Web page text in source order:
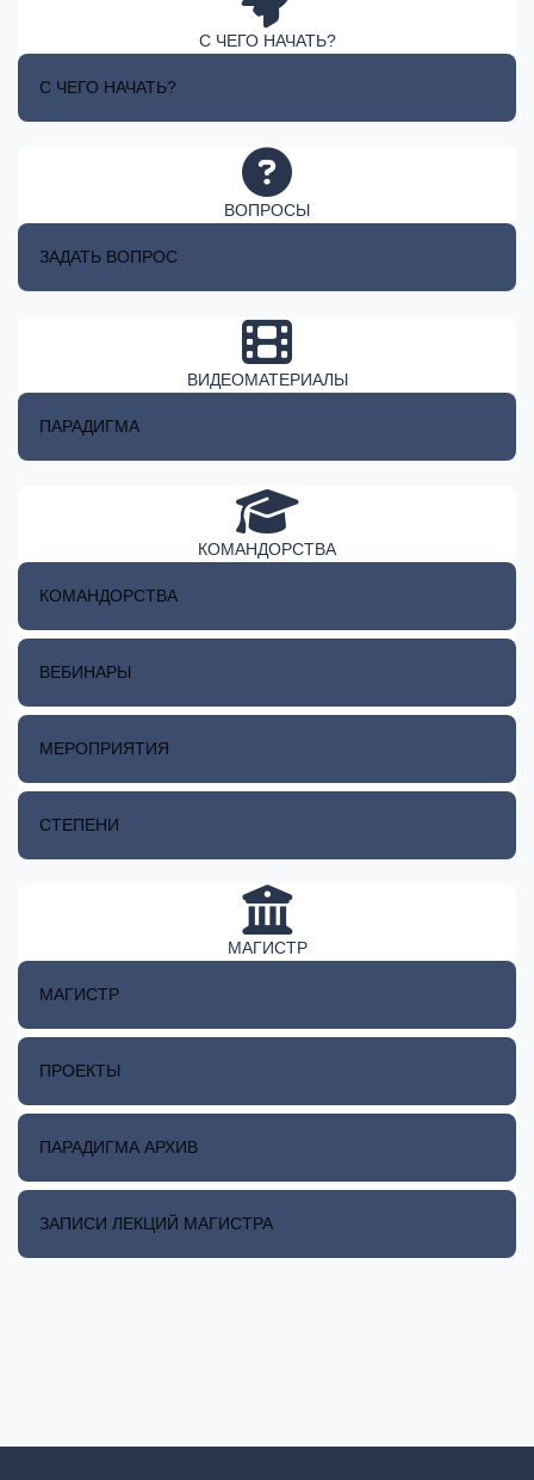
С ЧЕГО НАЧАТЬ?
С ЧЕГО НАЧАТЬ?
ВОПРОСЫ
ЗАДАТЬ ВОПРОС
ВИДЕОМАТЕРИАЛЫ
ПАРАДИГМА
КОМАНДОРСТВА
КОМАНДОРСТВА
ВЕБИНАРЫ
МЕРОПРИЯТИЯ
СТЕПЕНИ
МАГИСТР
МАГИСТР
ПРОЕКТЫ
ПАРАДИГМА АРХИВ
ЗАПИСИ ЛЕКЦИЙ МАГИСТРА